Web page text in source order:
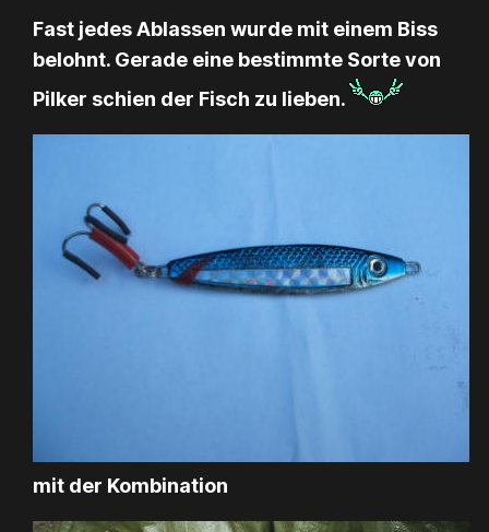
Fast jedes Ablassen wurde mit einem Biss
belohnt. Gerade eine bestimmte Sorte von
Pilker schien der Fisch zu lieben.
mit der Kombination